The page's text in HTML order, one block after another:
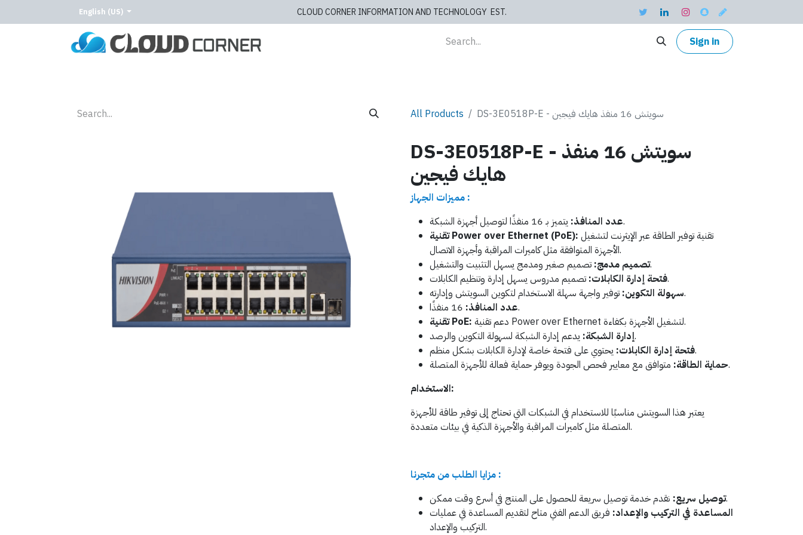
English (US) CLOUD CORNER INFORMATION AND TECHNOLOGY EST.
Sign in
All Products DS-3E0518P-E - سويتش 16 منفذ هايك فيجين
DS-3E0518P-E - سويتش 16 منفذ
هايك فيجين
مميزات الجهاز :
عدد المنافذ:يتميز بـ 16 منفذًا لتوصيل أجهزة الشبكة.
تقنية Power over Ethernet (PoE): تقنية توفير الطاقة عبر الإيثرنت لتشغيل
الأجهزة المتوافقة مثل كاميرات المراقبة وأجهزة الاتصال.
تصميم مدمج:تصميم صغير ومدمج يسهل التثبيت والتشغيل.
فتحة إدارة الكابلات:تصميم مدروس يسهل إدارة وتنظيم الكابلات.
سهولة التكوين:توفير واجهة سهلة الاستخدام لتكوين السويتش وإدارته.
عدد المنافذ:16 منفذًا.
تقنية PoE:
دعم تقنية Power over Ethernet لتشغيل الأجهزة بكفاءة.
إدارة الشبكة:يدعم إدارة الشبكة لسهولة التكوين والرصد.
فتحة إدارة الكابلات:يحتوي على فتحة خاصة لإدارة الكابلات بشكل منظم.
حماية الطاقة:متوافق مع معايير فحص الجودة ويوفر حماية فعالة للأجهزة المتصلة.
الاستخدام:
يعتبر هذا السويتش مناسبًا للاستخدام في الشبكات التي تحتاج إلى توفير طاقة للأجهزة
المتصلة مثل كاميرات المراقبة والأجهزة الذكية في بيئات متعددة.
مزايا الطلب من متجرنا :
توصيل سريع:نقدم خدمة توصيل سريعة للحصول على المنتج في أسرع وقت ممكن.
المساعدة في التركيب والإعداد: فريق الدعم الفني متاح لتقديم المساعدة في عمليات
التركيب والإعداد.